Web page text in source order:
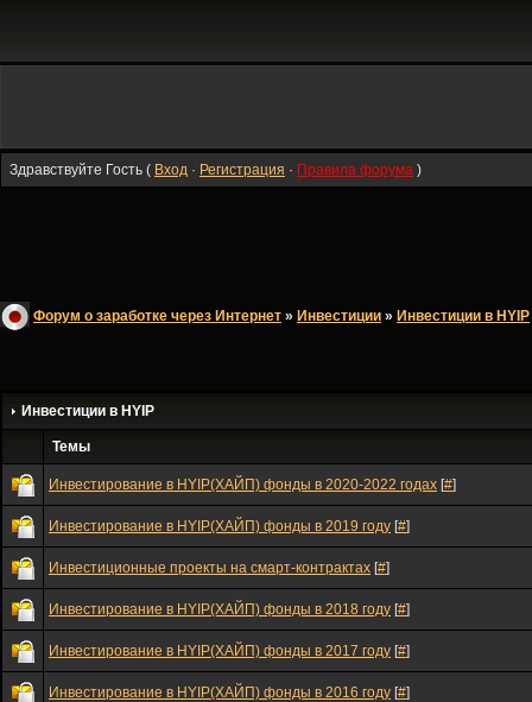
Здравствуйте Гость ( Вход · Регистрация · Правила форума )
Форум о заработке через Интернет » Инвестиции » Инвестиции в HYIP
Инвестиции в HYIP
Темы
Инвестирование в HYIP(ХАЙП) фонды в 2020-2022 годах [#]
Инвестирование в HYIP(ХАЙП) фонды в 2019 году [#]
Инвестиционные проекты на смарт-контрактах [#]
Инвестирование в HYIP(ХАЙП) фонды в 2018 году [#]
Инвестирование в HYIP(ХАЙП) фонды в 2017 году [#]
Инвестирование в HYIP(ХАЙП) фонды в 2016 году [#]